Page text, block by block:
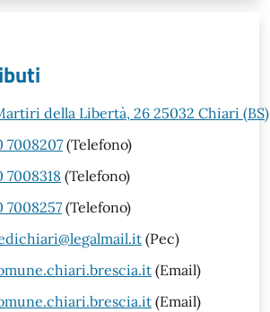
della Libertà, 26 25032 Chiari (BS)
7008207 (Telefono)
7008318 (Telefono)
7008257(Telefono)
(Pec)
(Email)
(Email)